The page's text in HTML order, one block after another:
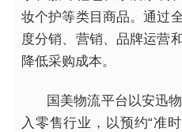
妆个护等类目商品。通过
度分销、营销、品牌运营
降低采购成本。
国美物流平台以安迅
入零售行业，以预约“准